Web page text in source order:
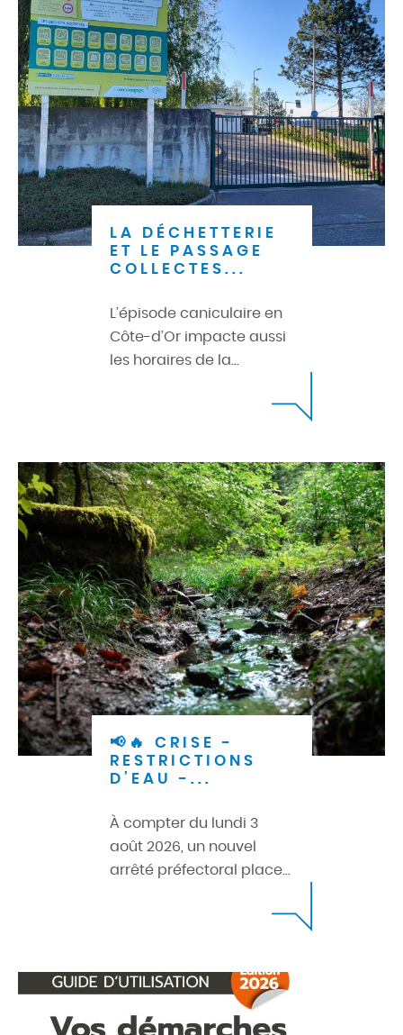
LA DÉCHETTERIE
ET LE PASSAGE
COLLECTES...
L’épisode caniculaire en
Côte-d’Or impacte aussi
les horaires de la...
📢🔥 CRISE -
RESTRICTIONS
D’EAU -...
À compter du lundi 3
août 2026, un nouvel
arrêté préfectoral place...